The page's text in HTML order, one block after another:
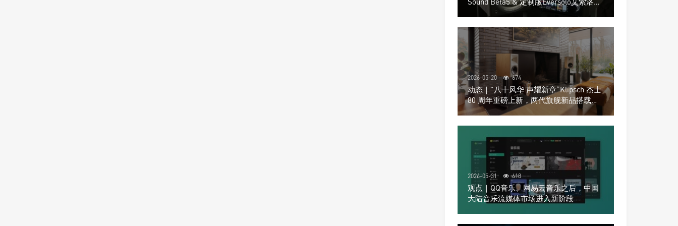
Play音响组合
2026-05-20 674
动态｜”八十风华 声耀新章“Klipsch 杰士
80 周年重磅上新，两代旗舰新品搭载硬
核配置音质再升级
2026-05-31 618
观点｜QQ音乐、网易云音乐之后，中国
大陆音乐流媒体市场进入新阶段